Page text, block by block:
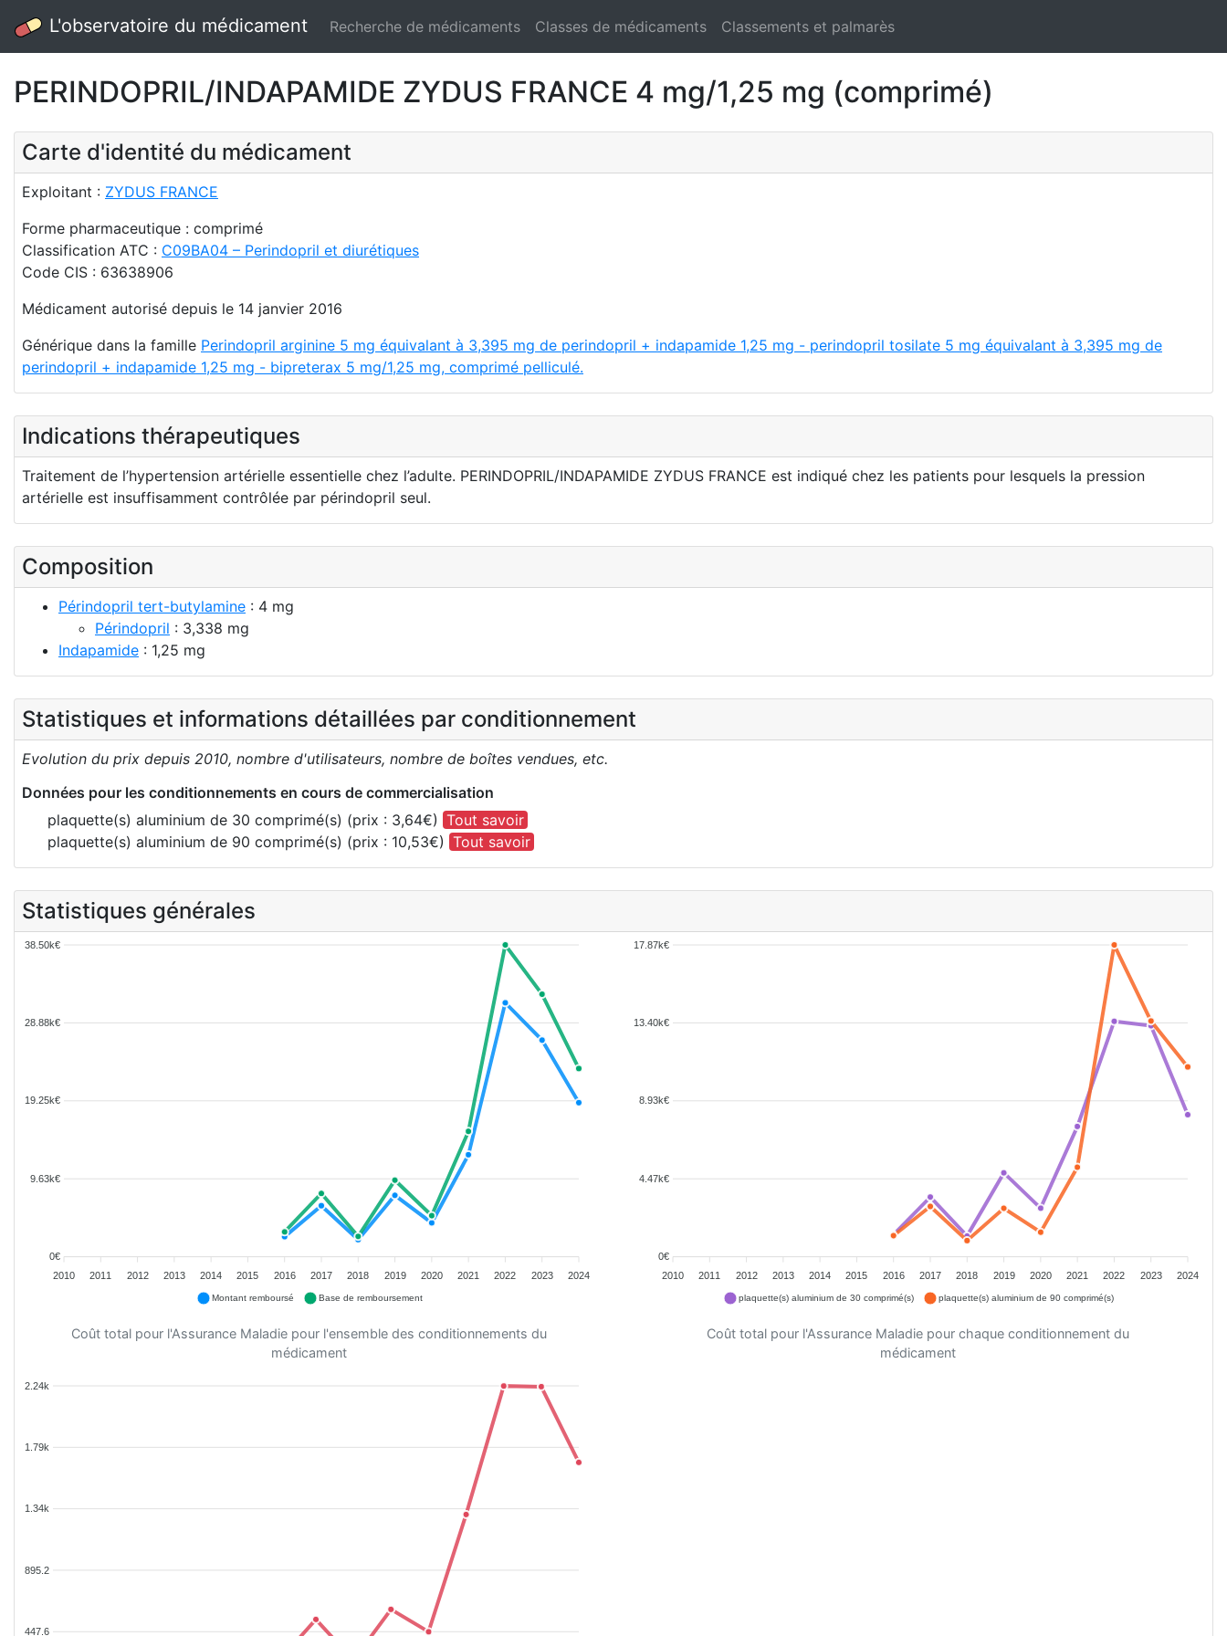
L'observatoire du médicament Recherche de médicaments Classes de médicaments Classements et palmarès
PERINDOPRIL/INDAPAMIDE ZYDUS FRANCE 4 mg/1,25 mg (comprimé)
Carte d'identité du médicament
Exploitant : ZYDUS FRANCE
Forme pharmaceutique : comprimé
Classification ATC : C09BA04 – Perindopril et diurétiques
Code CIS : 63638906
Médicament autorisé depuis le 14 janvier 2016
Générique dans la famille Perindopril arginine 5 mg équivalant à 3,395 mg de perindopril + indapamide 1,25 mg - perindopril tosilate 5 mg équivalant à 3,395 mg de
perindopril + indapamide 1,25 mg - bipreterax 5 mg/1,25 mg, comprimé pelliculé.
Indications thérapeutiques
Traitement de l’hypertension artérielle essentielle chez l’adulte. PERINDOPRIL/INDAPAMIDE ZYDUS FRANCE est indiqué chez les patients pour lesquels la pression
artérielle est insuffisamment contrôlée par périndopril seul.
Composition
Périndopril tert-butylamine : 4 mg
Périndopril : 3,338 mg
Indapamide : 1,25 mg
Statistiques et informations détaillées par conditionnement
Evolution du prix depuis 2010, nombre d'utilisateurs, nombre de boîtes vendues, etc.
Données pour les conditionnements en cours de commercialisation
plaquette(s) aluminium de 30 comprimé(s) (prix : 3,64€) Tout savoir
plaquette(s) aluminium de 90 comprimé(s) (prix : 10,53€) Tout savoir
Statistiques générales
38.50k€
28.88k€
19.25k€
9.63k€
0€
2010
2011 2012 2013 2014 2015 2016 2017 2018 2019 2020 2021 2022 2023 2024
Montant remboursé Base de remboursement
Coût total pour l'Assurance Maladie pour l'ensemble des conditionnements du
médicament
17.87k€
13.40k€
8.93k€
4.47k€
0€
2010
2011 2012 2013 2014 2015 2016 2017 2018 2019 2020 2021 2022 2023 2024
plaquette(s) aluminium de 30 comprimé(s) plaquette(s) aluminium de 90 comprimé(s)
Coût total pour l'Assurance Maladie pour chaque conditionnement du
médicament
2.24k
1.79k
1.34k
895.2
447.6